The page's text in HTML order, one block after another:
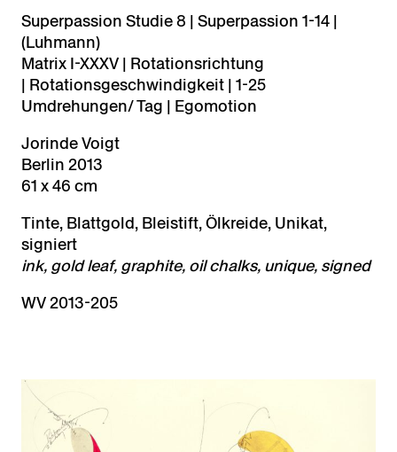
Superpassion Studie 8 | Superpassion 1-14 |
(Luhmann)
Matrix I-XXXV | Rotationsrichtung
| Rotationsgeschwindigkeit | 1-25
Umdrehungen/ Tag | Egomotion
Jorinde Voigt
Berlin 2013
61 x 46 cm
Tinte, Blattgold, Bleistift, Ölkreide, Unikat,
signiert
ink, gold leaf, graphite, oil chalks, unique, signed
WV 2013-205